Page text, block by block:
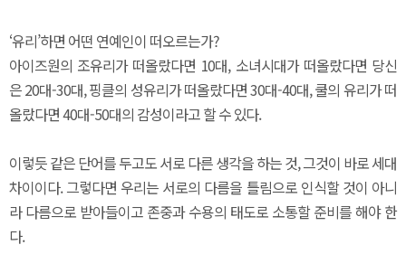
‘유리’하면 어떤 연예인이 떠오르는가?
아이즈원의 조유리가 떠올랐다면 10대, 소녀시대가 떠올랐다면 당신
은 20대-30대, 핑클의 성유리가 떠올랐다면 30대-40대, 쿨의 유리가 떠
올랐다면 40대-50대의 감성이라고 할 수 있다.
이렇듯 같은 단어를 두고도 서로 다른 생각을 하는 것, 그것이 바로 세대
차이이다. 그렇다면 우리는 서로의 다름을 틀림으로 인식할 것이 아니
라 다름으로 받아들이고 존중과 수용의 태도로 소통할 준비를 해야 한
다.